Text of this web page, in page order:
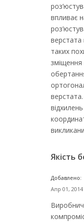
впливає
верстата
таких
зміщення
Якість
Добавлено:
Апр 01, 2014